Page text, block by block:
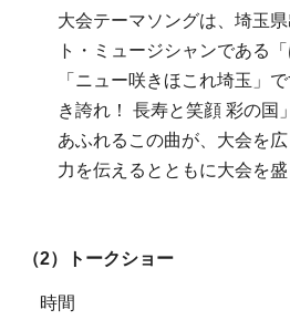
大会テーマソングは、埼玉
ト・ミュージシャンである
「ニュー咲きほこれ埼玉」
き誇れ！ 長寿と笑顔 彩の国
あふれるこの曲が、大会を
力を伝えるとともに大会を盛
（2）トークショー
時間